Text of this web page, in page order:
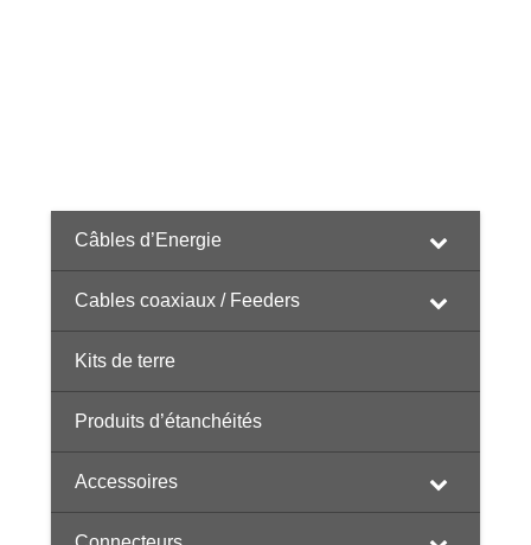
Câbles d’Energie
Cables coaxiaux / Feeders
Kits de terre
Produits d’étanchéités
Accessoires